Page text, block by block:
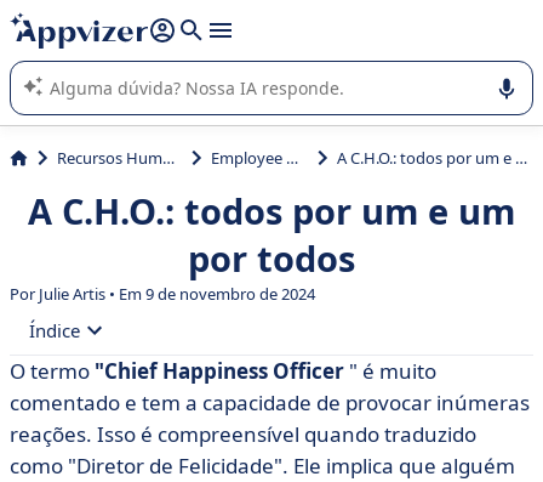
de nossa IA (várias linhas com
A IA do Appvizer o orienta no uso ou na seleção de software
SaaS para sua empresa.
Recursos Humanos (RH) Employee Wellness A C.H.O.: todos por um e um por todos
A C.H.O.: todos por um e um
por todos
Por Julie Artis • Em 9 de novembro de 2024
Índice
• De onde vem o C.H.O.?
• Por que se fala tanto sobre isso?
• Por que o local de trabalho é estratégico?
O termo "Chief Happiness Officer " é muito
comentado e tem a capacidade de provocar inúmeras
reações. Isso é compreensível quando traduzido
como "Diretor de Felicidade". Ele implica que alguém